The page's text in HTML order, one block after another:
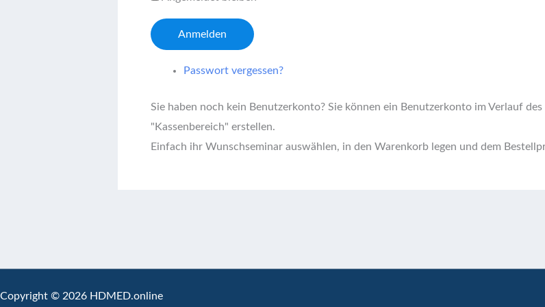
Anmelden
Passwort vergessen?
Sie haben noch kein Benutzerkonto? Sie können ein Benutzerkonto im Verlauf
"Kassenbereich" erstellen.
Einfach ihr Wunschseminar auswählen, in den Warenkorb legen und dem
Copyright © 2026 HDMED.online